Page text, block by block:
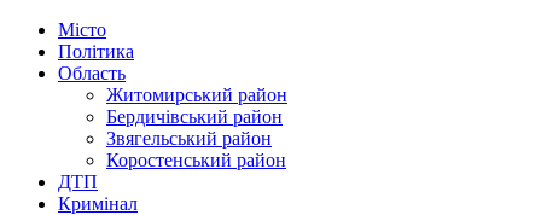
Місто
Політика
Область
Житомирський район
Бердичівський район
Звягельський район
Коростенський район
ДТП
Кримінал